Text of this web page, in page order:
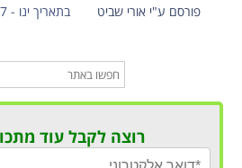
פורסם ע"י אורי שביט בתאריך ינו - 27 - 2013
רוצה לקבל עוד